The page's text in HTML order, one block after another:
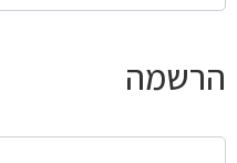
הרשמה